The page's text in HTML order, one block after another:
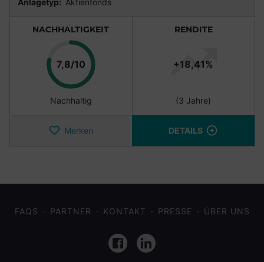
Anlagetyp: Aktienfonds
NACHHALTIGKEIT
7,8/10Punkte
Nachhaltig
RENDITE
+18,41%
(3 Jahre)
Merken DETAILS
FAQS PARTNER KONTAKT PRESSE ÜBER UNS
FacebookLinkedIn